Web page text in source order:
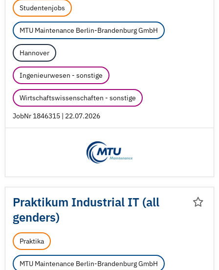
Studentenjobs
MTU Maintenance Berlin-Brandenburg GmbH
Hannover
Ingenieurwesen - sonstige
Wirtschaftswissenschaften - sonstige
JobNr 1846315 | 22.07.2026
Praktikum Industrial IT (all
genders)
Praktika
MTU Maintenance Berlin-Brandenburg GmbH